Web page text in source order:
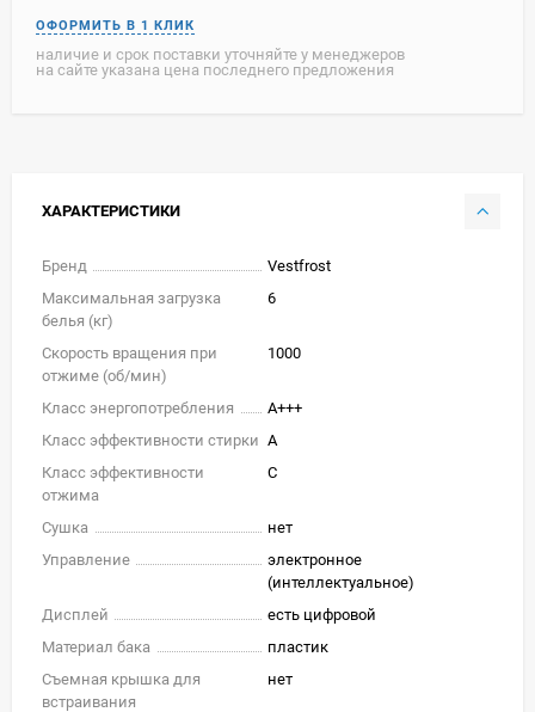
наличие и срок поставки уточняйте у менеджеров
на сайте указана цена последнего предложения
ХАРАКТЕРИСТИКИ
Бренд
Vestfrost
Максимальная загрузка
белья (кг)
6
Скорость вращения при
отжиме (об/мин)
1000
Класс энергопотребления
A+++
Класс эффективности стирки A
Класс эффективности
отжима
C
Сушка
нет
Управление
электронное
(интеллектуальное)
Дисплей
есть цифровой
Материал бака
пластик
Съемная крышка для
встраивания
нет